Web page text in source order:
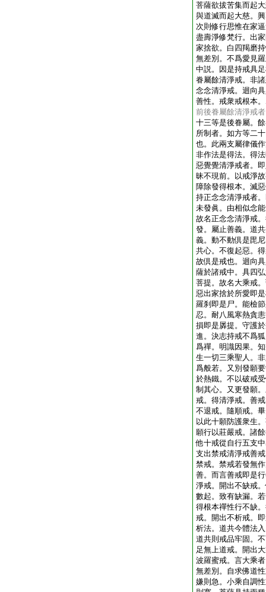
菩薩欲拔苦集而起
與道滅而起大慈。
次則修行思惟在家
盡壽淨修梵行。出
家捨欲。白四羯磨
無差別。不爲愛見
中説。因是持戒具
眷屬餘清淨戒。非
念念清淨戒。迴向
善性。戒衆戒根本
前後眷屬餘清淨戒
十三等是後眷屬。
所制者。如方等二
也。此兩支屬律儀
非作法是得法。得
惡覺覺清淨戒者。
昧不現前。以戒淨
障除發得根本。滅
持正念念清淨戒者
未發眞。由相似念
故名正念念清淨戒
發。屬止善義。道
義。動不動倶是毘
共心。不復起惡。
故倶是戒也。迴向
薩於諸戒中。具四
菩提。故名大乘戒
惡出家捨於所愛即
羅刹即是尸。能檢
忍。耐八風寒熱貪
損即是羼提。守護
進。決志持戒不爲
爲禪。明識因果。
生一切三乘聖人。
爲般若。又別發願
於熱鐵。不以破戒
制其心。又更發願
戒。得清淨戒。善
不退戒。隨順戒。
以此十願防護衆生
願行以莊嚴戒。諸
他十戒從自行五支
支出禁戒清淨戒善
禁戒。禁戒若發無
善。而言善戒即是
淨戒。開出不缺戒
數起。致有缺漏。
得根本禪性行不缺
戒。開出不析戒。
析法。道共今體法
道共則戒品牢固。
足無上道戒。開出
波羅蜜戒。言大乘
無差別。自求佛道
嫌則急。小乘自調